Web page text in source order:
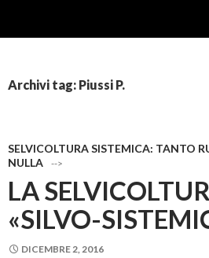
Archivi tag: Piussi P.
SELVICOLTURA SISTEMICA: TANTO
NULLA
-->
LA
«SILVO-
DICEMBRE 2, 2016